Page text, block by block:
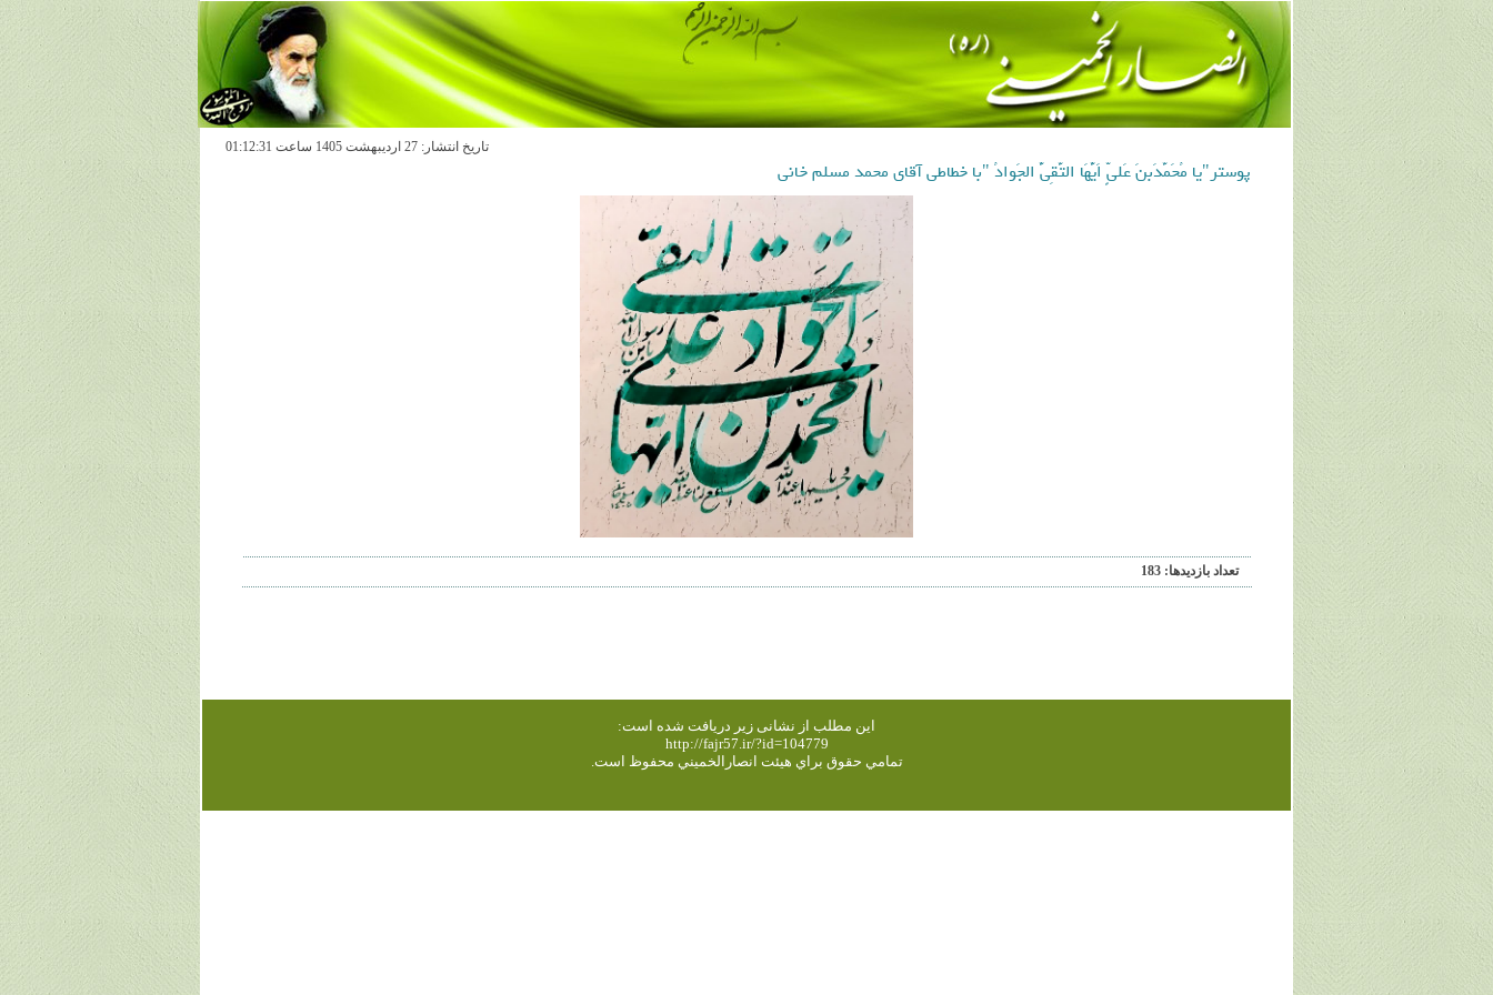
تاريخ انتشار: 27 ارديبهشت 1405 ساعت 01:12:31
پوستر"یا مُحَمَّدَبنَ عَلیٍّ اَیُّهَا التَّقِیُّ الجَوادُ "با خطاطی آقای محمد مسلم خانی
تعداد بازديدها: 183
این مطلب از نشانی زیر دریافت شده است:
http://fajr57.ir/?id=104779
تمامي حقوق براي هیئت انصارالخميني محفوظ است.